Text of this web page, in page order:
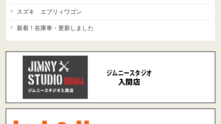
スズキ エブリィワゴン
新着！在庫車・更新しました